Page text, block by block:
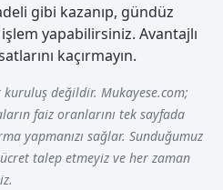
gibi kazanıp, gündüz
yapabilirsiniz. Avantajlı
kaçırmayın.
değildir. Mukayese.com;
faiz oranlarını tek sayfada
yapmanızı sağlar. Sunduğumuz
talep etmeyiz ve her zaman